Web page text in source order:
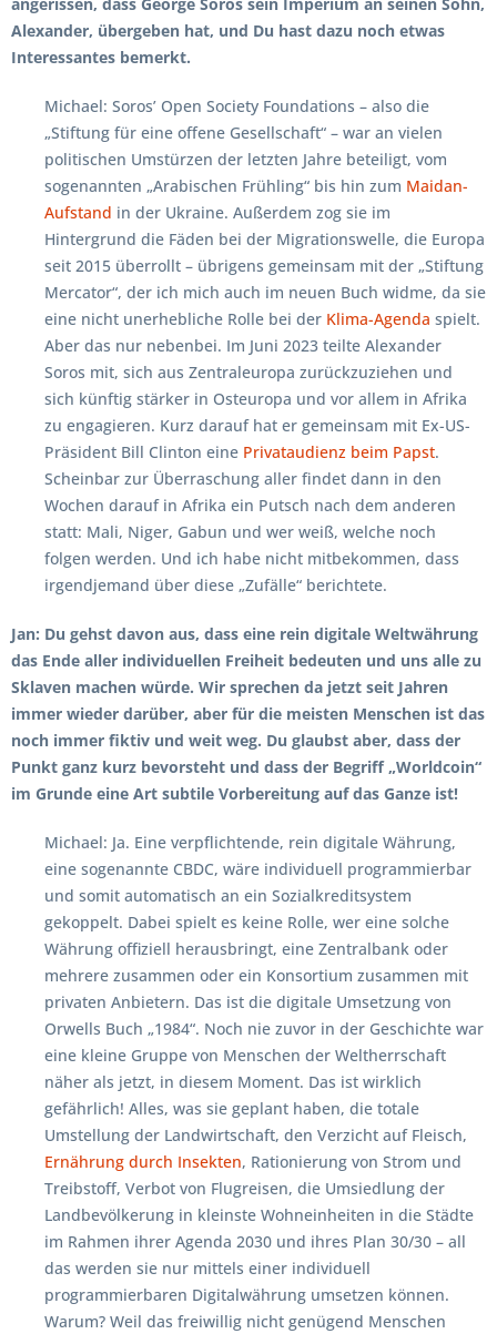
Alexander, übergeben hat, und Du hast dazu noch etwas
Interessantes bemerkt.
Michael: Soros’ Open Society Foundations – also die
„Stiftung für eine offene Gesellschaft“ – war an vielen
politischen Umstürzen der letzten Jahre beteiligt, vom
sogenannten „Arabischen Frühling“ bis hin zum Maidan-
Aufstand in der Ukraine. Außerdem zog sie im
Hintergrund die Fäden bei der Migrationswelle, die Europa
seit 2015 überrollt – übrigens gemeinsam mit der „Stiftung
Mercator“, der ich mich auch im neuen Buch widme, da sie
eine nicht unerhebliche Rolle bei der Klima-Agenda spielt.
Aber das nur nebenbei. Im Juni 2023 teilte Alexander
Soros mit, sich aus Zentraleuropa zurückzuziehen und
sich künftig stärker in Osteuropa und vor allem in Afrika
zu engagieren. Kurz darauf hat er gemeinsam mit Ex-US-
Präsident Bill Clinton eine Privataudienz beim Papst.
Scheinbar zur Überraschung aller findet dann in den
Wochen darauf in Afrika ein Putsch nach dem anderen
statt: Mali, Niger, Gabun und wer weiß, welche noch
folgen werden. Und ich habe nicht mitbekommen, dass
irgendjemand über diese „Zufälle“ berichtete.
Jan: Du gehst davon aus, dass eine rein digitale Weltwährung
das Ende aller individuellen Freiheit bedeuten und uns alle zu
Sklaven machen würde. Wir sprechen da jetzt seit Jahren
immer wieder darüber, aber für die meisten Menschen ist das
noch immer fiktiv und weit weg. Du glaubst aber, dass der
Punkt ganz kurz bevorsteht und dass der Begriff „Worldcoin“
im Grunde eine Art subtile Vorbereitung auf das Ganze ist!
Michael: Ja. Eine verpflichtende, rein digitale Währung,
eine sogenannte CBDC, wäre individuell programmierbar
und somit automatisch an ein Sozialkreditsystem
gekoppelt. Dabei spielt es keine Rolle, wer eine solche
Währung offiziell herausbringt, eine Zentralbank oder
mehrere zusammen oder ein Konsortium zusammen mit
privaten Anbietern. Das ist die digitale Umsetzung von
Orwells Buch „1984“. Noch nie zuvor in der Geschichte war
eine kleine Gruppe von Menschen der Weltherrschaft
näher als jetzt, in diesem Moment. Das ist wirklich
gefährlich! Alles, was sie geplant haben, die totale
Umstellung der Landwirtschaft, den Verzicht auf Fleisch,
Ernährung durch Insekten, Rationierung von Strom und
Treibstoff, Verbot von Flugreisen, die Umsiedlung der
Landbevölkerung in kleinste Wohneinheiten in die Städte
im Rahmen ihrer Agenda 2030 und ihres Plan 30/30 – all
das werden sie nur mittels einer individuell
programmierbaren Digitalwährung umsetzen können.
Warum? Weil das freiwillig nicht genügend Menschen